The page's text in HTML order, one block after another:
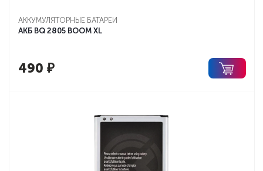
АККУМУЛЯТОРНЫЕ БАТАРЕИ
АКБ BQ 2805 BOOM XL
490 ₽